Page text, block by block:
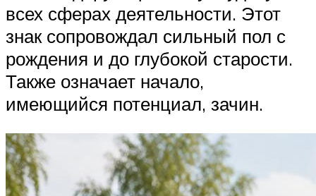
всех сферах деятельности. Этот
знак сопровождал сильный пол с
рождения и до глубокой старости.
Также означает начало,
имеющийся потенциал, зачин.